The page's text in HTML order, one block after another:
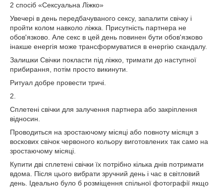
2 спосіб «Сексуальна Ліжко»
Увечері в день передбачуваного сексу, запалити свічку і
пройти колом навколо ліжка. Присутність партнера не
обов'язково. Але секс в цей день повинен бути обов'язково
інакше енергія може трансформуватися в енергію скандалу.
Залишки Свічки покласти під ліжко, тримати до наступної
прибирання, потім просто викинути.
Ритуал добре провести тричі.
2.
Сплетені свічки для залучення партнера або закріплення
відносин.
Проводиться на зростаючому місяці або повноту місяця з
воскових свічок червоного кольору виготовлених так само на
зростаючому місяці.
Купити дві сплетені свічки їх потрібно кілька днів потримати
вдома. Після цього вибрати зручний день і час в світловий
день. Ідеально було б розміщення спільної фотографії якщо